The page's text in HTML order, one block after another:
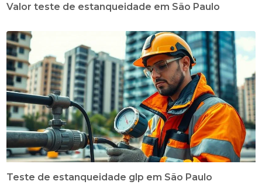
Valor teste de estanqueidade em São Paulo
Teste de estanqueidade glp em São Paulo